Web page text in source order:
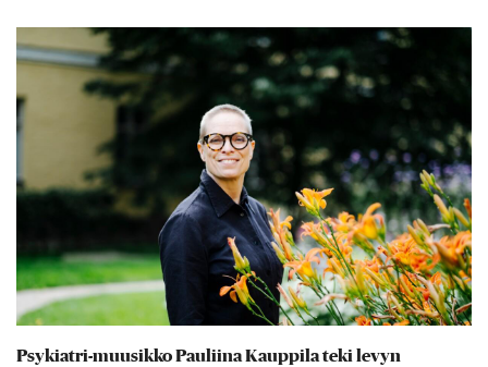
Psykiatri-muusikko Pauliina Kauppila teki levyn